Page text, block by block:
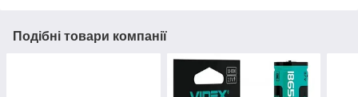
Подібні товари компанії